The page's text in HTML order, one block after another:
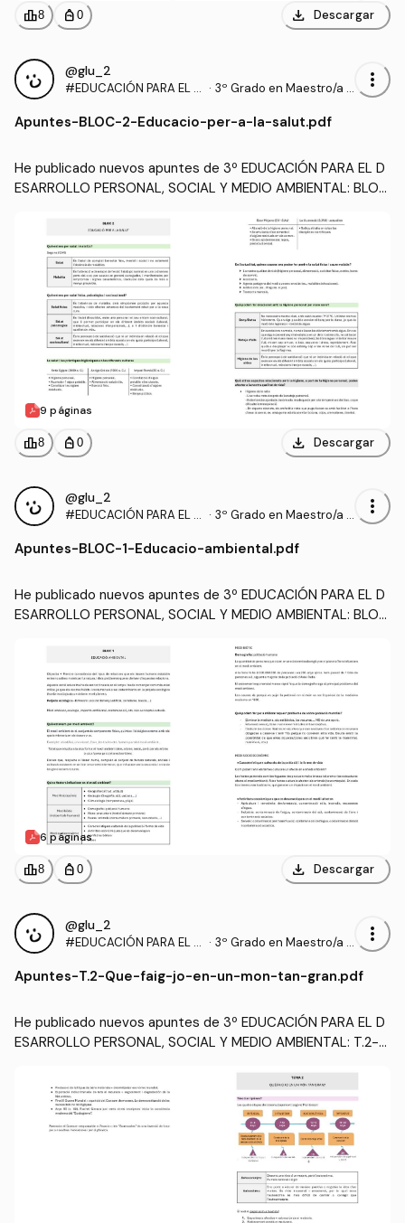
leaderboard8 personal_bag 0 download Descargar
@glu_2
#EDUCACIÓN PARA EL D
SOCIAL Y MEDIO AMBIEN
· 3º Grado en Maestro/a d
more_vert
Apuntes-BLOC-2-Educacio-per-a-la-salut.pdf
He publicado nuevos apuntes de 3º EDUCACIÓN PARA EL D
ESARROLLO PERSONAL, SOCIAL Y MEDIO AMBIENTAL: BLOC
9 páginas
leaderboard8 personal_bag 0 download Descargar
@glu_2
#EDUCACIÓN PARA EL D
SOCIAL Y MEDIO AMBIEN
· 3º Grado en Maestro/a d
more_vert
Apuntes-BLOC-1-Educacio-ambiental.pdf
He publicado nuevos apuntes de 3º EDUCACIÓN PARA EL D
ESARROLLO PERSONAL, SOCIAL Y MEDIO AMBIENTAL: BLOC
6 páginas
leaderboard8 personal_bag 0 download Descargar
@glu_2
#EDUCACIÓN PARA EL D
SOCIAL Y MEDIO AMBIEN
· 3º Grado en Maestro/a d
more_vert
Apuntes-T.2-Que-faig-jo-en-un-mon-tan-gran.pdf
He publicado nuevos apuntes de 3º EDUCACIÓN PARA EL D
ESARROLLO PERSONAL, SOCIAL Y MEDIO AMBIENTAL: T.2-Q